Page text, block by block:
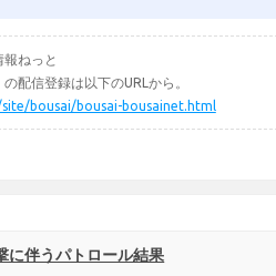
ねっと
配信登録は以下のURLから。
bousai/bousai-bousainet.html
に伴うパトロール結果